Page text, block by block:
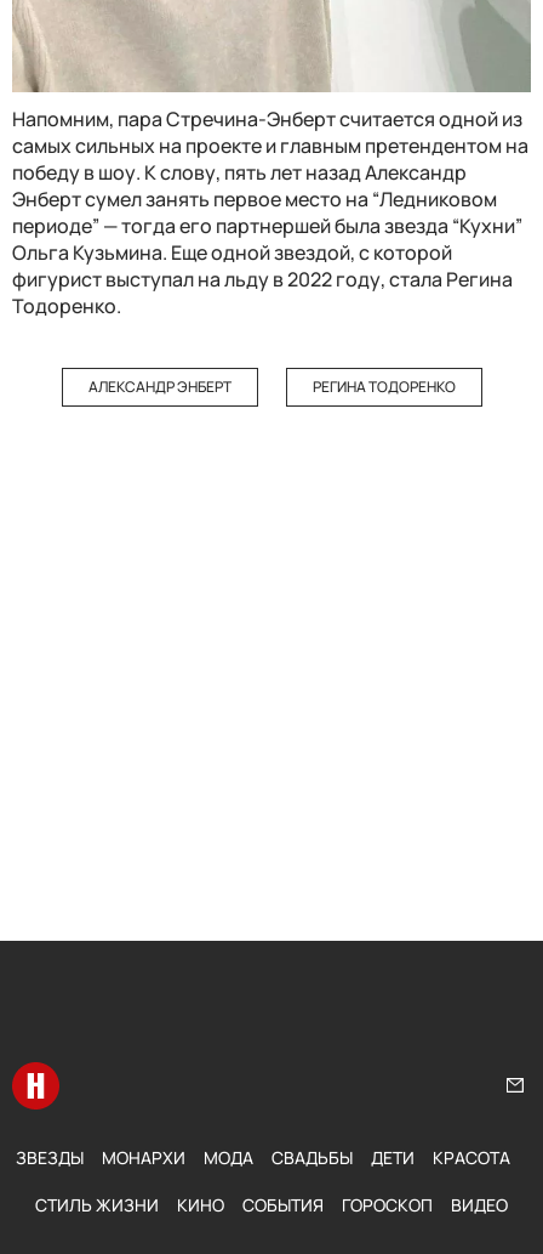
Напомним, пара Стречина-Энберт считается одной из
самых сильных на проекте и главным претендентом на
победу в шоу. К слову, пять лет назад Александр
Энберт сумел занять первое место на “Ледниковом
периоде” — тогда его партнершей была звезда “Кухни”
Ольга Кузьмина. Еще одной звездой, с которой
фигурист выступал на льду в 2022 году, стала Регина
Тодоренко.
АЛЕКСАНДР ЭНБЕРТ РЕГИНА ТОДОРЕНКО
Перейти на главную
ЗВЕЗДЫ МОНАРХИ МОДА СВАДЬБЫ ДЕТИ КРАСОТА
СТИЛЬ ЖИЗНИ КИНО СОБЫТИЯ ГОРОСКОП ВИДЕО